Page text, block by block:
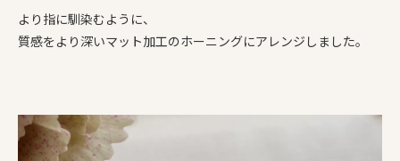
より指に馴染むように、
質感をより深いマット加工のホーニングにアレンジしました。